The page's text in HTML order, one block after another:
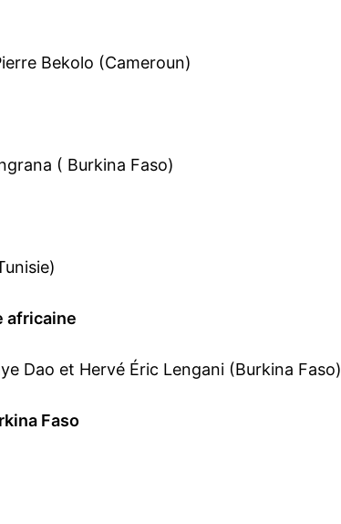
Bekolo (Cameroun)
( Burkina Faso)
africaine
Dao et Hervé Éric Lengani (Burkina Faso)
Faso